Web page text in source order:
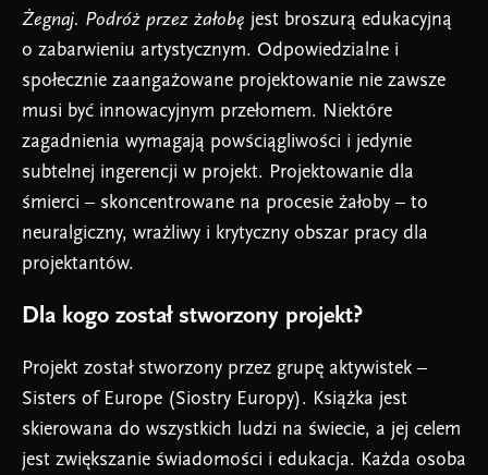
Żegnaj. Podróż przez żałobę jest broszurą edukacyjną
o zabarwieniu artystycznym. Odpowiedzialne i
społecznie zaangażowane projektowanie nie zawsze
musi być innowacyjnym przełomem. Niektóre
zagadnienia wymagają powściągliwości i jedynie
subtelnej ingerencji w projekt. Projektowanie dla
śmierci – skoncentrowane na procesie żałoby – to
neuralgiczny, wrażliwy i krytyczny obszar pracy dla
projektantów.
Dla kogo został stworzony projekt?
Projekt został stworzony przez grupę aktywistek –
Sisters of Europe (Siostry Europy). Książka jest
skierowana do wszystkich ludzi na świecie, a jej celem
jest zwiększanie świadomości i edukacja. Każda osoba